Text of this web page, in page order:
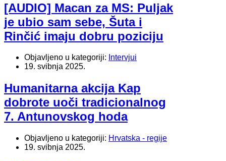
[AUDIO] Macan za MS: Puljak
je ubio sam sebe, Šuta i
Rinčić imaju dobru poziciju
Objavljeno u kategoriji: Intervjui
19. svibnja 2025.
Humanitarna akcija Kap
dobrote uoči tradicionalnog
7. Antunovskog hoda
Objavljeno u kategoriji: Hrvatska - regije
19. svibnja 2025.